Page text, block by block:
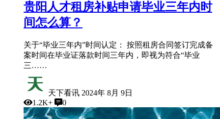
贵阳人才租房补贴申请毕业三年内时
间怎么算？
关于“毕业三年内”时间认定： 按照租房合同签订完成备
案时间在毕业证落款时间三年内，即视为符合“毕业
三……
天下看讯 2024年 8月 9日
1.2K+
0